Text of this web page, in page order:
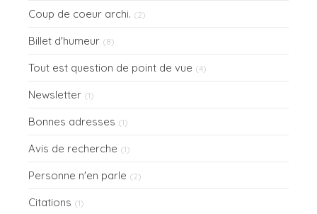
Coup de coeur archi. (2)
Billet d'humeur (8)
Tout est question de point de vue (4)
Newsletter (1)
Bonnes adresses (1)
Avis de recherche (1)
Personne n'en parle (2)
Citations (1)